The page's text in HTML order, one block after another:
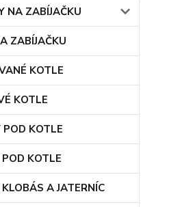
NA ZABÍJAČKU
ZABÍJAČKU
KOTLE
KOTLE
KOTLE
KOTLE
A JATERNÍC